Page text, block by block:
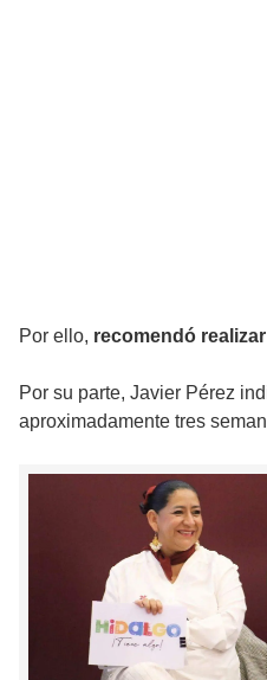
Por ello, recomendó
Por su parte, Javier Pérez
aproximadamente tres